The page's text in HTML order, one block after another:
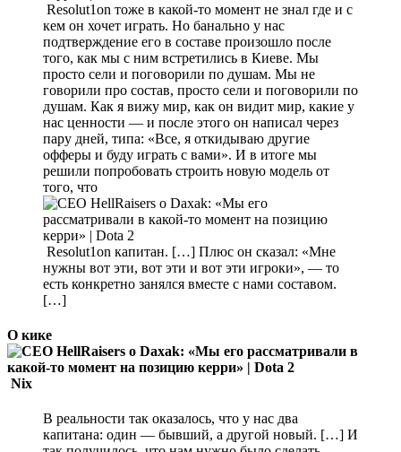
Resolut1on тоже в какой-то момент не знал где и с
кем он хочет играть. Но банально у нас
подтверждение его в составе произошло после
того, как мы с ним встретились в Киеве. Мы
просто сели и поговорили по душам. Мы не
говорили про состав, просто сели и поговорили по
душам. Как я вижу мир, как он видит мир, какие у
нас ценности — и после этого он написал через
пару дней, типа: «Все, я откидываю другие
офферы и буду играть с вами». И в итоге мы
решили попробовать строить новую модель от
того, что
Resolut1on капитан. […] Плюс он сказал: «Мне
нужны вот эти, вот эти и вот эти игроки», — то
есть конкретно занялся вместе с нами составом.
[…]
О кике
Nix
В реальности так оказалось, что у нас два
капитана: один — бывший, а другой новый. […] И